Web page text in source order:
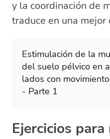
y la coordinación de
traduce en una
Estimulación de la
del suelo pélvico en
lados con
- Parte 1
Ejercicios